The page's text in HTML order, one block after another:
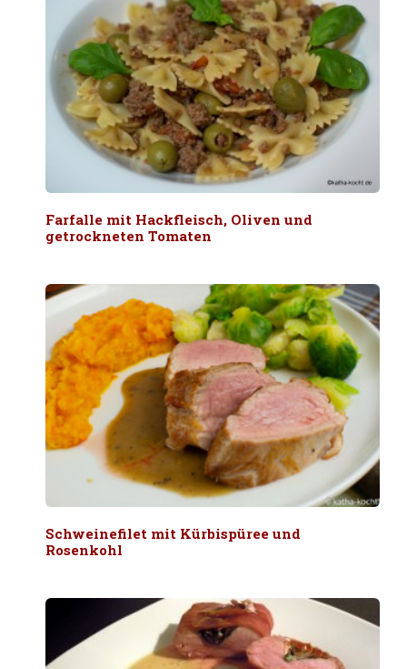
Farfalle mit Hackfleisch, Oliven und
getrockneten Tomaten
Schweinefilet mit Kürbispüree und
Rosenkohl